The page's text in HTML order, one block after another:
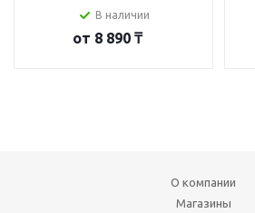
В наличии
от 8 890 ₸
О компании
Магазины